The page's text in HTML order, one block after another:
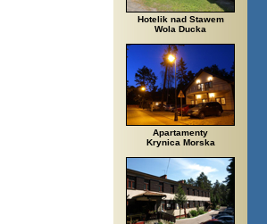
Hotelik nad Stawem
Wola Ducka
Apartamenty
Krynica Morska